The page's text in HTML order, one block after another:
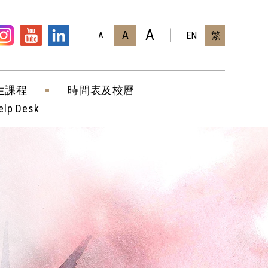
A A A EN 繁
課程
時間表及校曆
Desk